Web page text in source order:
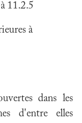
11.2.5
à
dans les
d'entre elles